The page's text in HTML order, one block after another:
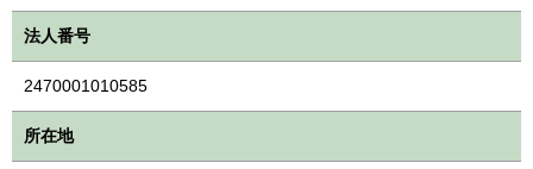
法人番号
2470001010585
所在地